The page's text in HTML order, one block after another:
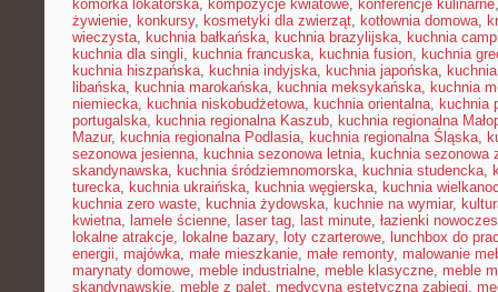
komórka lokatorska, kompozycje kwiatowe, konferencje kulinarne
żywienie, konkursy, kosmetyki dla zwierząt, kotłownia domowa,
wieczysta, kuchnia bałkańska, kuchnia brazylijska, kuchnia
kuchnia dla singli, kuchnia francuska, kuchnia fusion, kuchnia
kuchnia hiszpańska, kuchnia indyjska, kuchnia japońska,
libańska, kuchnia marokańska, kuchnia meksykańska, kuchnia
niemiecka, kuchnia niskobudżetowa, kuchnia orientalna, kuchnia
portugalska, kuchnia regionalna Kaszub, kuchnia regionalna
Mazur, kuchnia regionalna Podlasia, kuchnia regionalna Śląska,
sezonowa jesienna, kuchnia sezonowa letnia, kuchnia sezonowa
skandynawska, kuchnia śródziemnomorska, kuchnia studencka,
turecka, kuchnia ukraińska, kuchnia węgierska, kuchnia
kuchnia zero waste, kuchnia żydowska, kuchnie na wymiar,
kwietna, lamele ścienne, laser tag, last minute, łazienki
lokalne atrakcje, lokalne bazary, loty czarterowe, lunchbox do
energii, majówka, małe mieszkanie, małe remonty, malowanie
marynaty domowe, meble industrialne, meble klasyczne, meble
skandynawskie, meble z palet, medycyna estetyczna zabiegi,